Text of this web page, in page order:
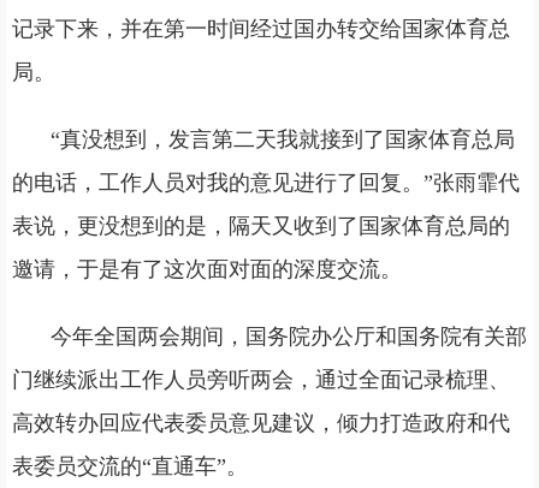
记录下来，并在第一时间经过国办转交给国家体育总
局。
“真没想到，发言第二天我就接到了国家体育总局
的电话，工作人员对我的意见进行了回复。”张雨霏代
表说，更没想到的是，隔天又收到了国家体育总局的
邀请，于是有了这次面对面的深度交流。
今年全国两会期间，国务院办公厅和国务院有关部
门继续派出工作人员旁听两会，通过全面记录梳理、
高效转办回应代表委员意见建议，倾力打造政府和代
表委员交流的“直通车”。